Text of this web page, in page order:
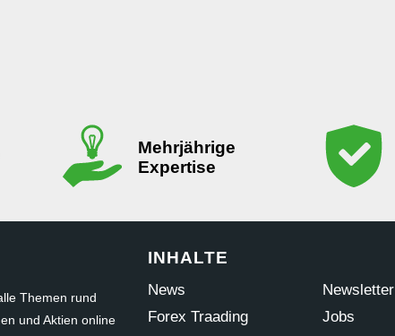
Mehrjährige
Expertise
Themen rund
und Aktien online
INHALTE
News
Forex Traading
Newsletter
Jobs